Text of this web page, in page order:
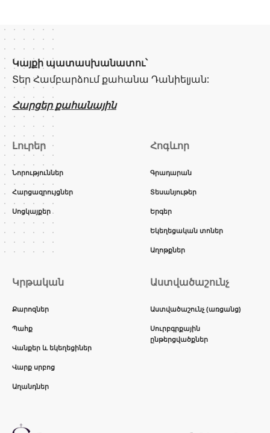
Կայքի պատասխանատու՝
Տեր Համբարձում քահանա Դանիելյան:
Հարցեր քահանային
Լուրեր
Նորություններ
Հարցազրույցներ
Սոցկայքեր
Հոգևոր
Գրադարան
Տեսանյութեր
Երգեր
Եկեղեցական տոներ
Աղոթքներ
Կրթական
Քարոզներ
Պահք
Վանքեր և եկեղեցիներ
Վարք սրբոց
Աղանդներ
Աստվածաշունչ
Աստվածաշունչ (առցանց)
Սուրբգրքային
ընթերցվածքներ